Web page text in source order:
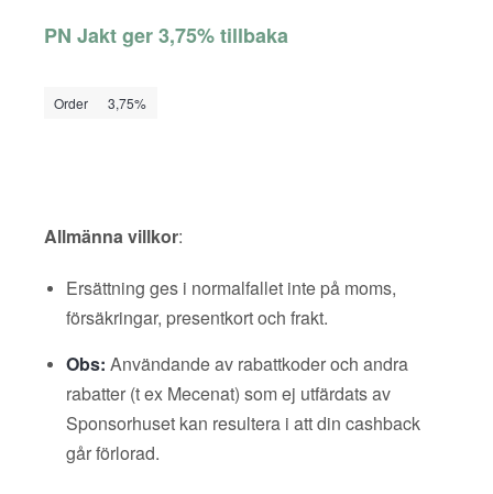
PN Jakt ger 3,75% tillbaka
Order 3,75%
Allmänna villkor:
Ersättning ges i normalfallet inte på moms,
försäkringar, presentkort och frakt.
Obs: Användande av rabattkoder och andra
rabatter (t ex Mecenat) som ej utfärdats av
Sponsorhuset kan resultera i att din cashback
går förlorad.